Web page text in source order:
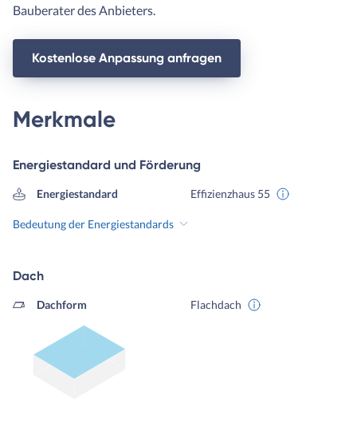
Bauberater des Anbieters.
Kostenlose Anpassung anfragen
Merkmale
Energiestandard und Förderung
Energiestandard Effizienzhaus 55
Bedeutung der Energiestandards
Dach
Dachform Flachdach